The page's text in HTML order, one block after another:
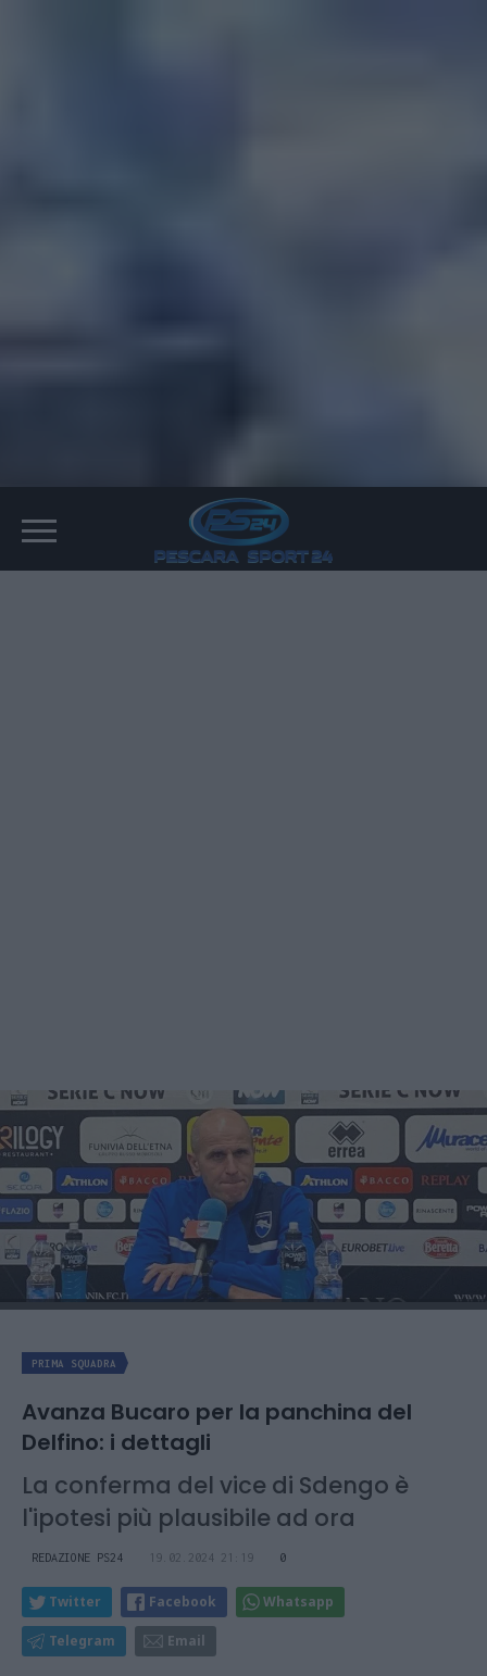
PRIMA SQUADRA
Avanza Bucaro per la panchina del
Delfino: i dettagli
La conferma del vice di Sdengo è
l'ipotesi più plausibile ad ora
REDAZIONE PS24 19.02.2024 21:19 0
Twitter Facebook Whatsapp
Telegram Email